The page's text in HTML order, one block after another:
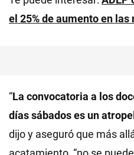
el 25% de aumento en
“La convocatoria a los
días sábados es un
dijo y aseguró que más